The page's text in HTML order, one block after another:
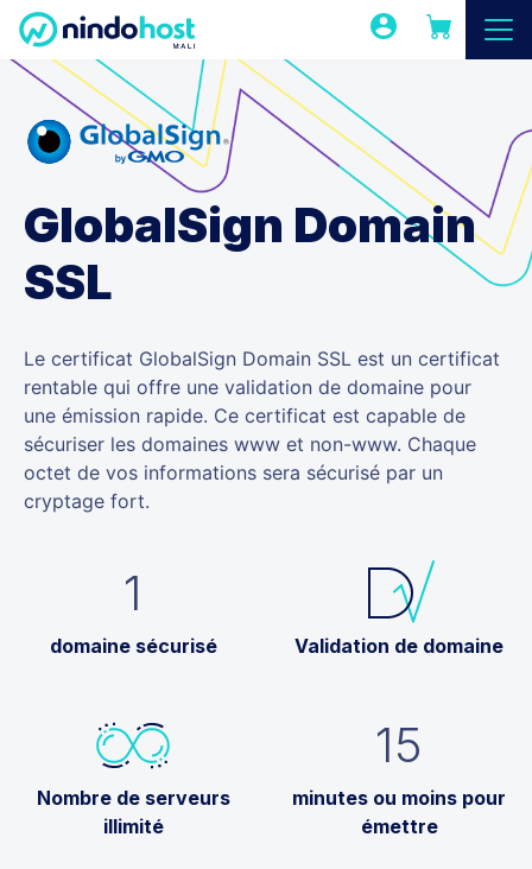
GlobalSign Domain
SSL
Le certificat GlobalSign Domain SSL est un certificat
rentable qui offre une validation de domaine pour
une émission rapide. Ce certificat est capable de
sécuriser les domaines www et non-www. Chaque
octet de vos informations sera sécurisé par un
cryptage fort.
1
domaine sécurisé Validation de domaine
Nombre de serveurs
illimité
15
minutes ou moins pour
émettre